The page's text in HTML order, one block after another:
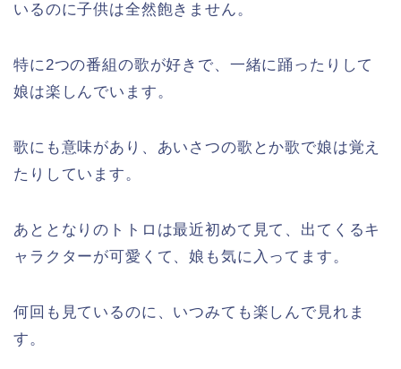
いるのに子供は全然飽きません。
特に2つの番組の歌が好きで、一緒に踊ったりして
娘は楽しんでいます。
歌にも意味があり、あいさつの歌とか歌で娘は覚え
たりしています。
あととなりのトトロは最近初めて見て、出てくるキ
ャラクターが可愛くて、娘も気に入ってます。
何回も見ているのに、いつみても楽しんで見れま
す。